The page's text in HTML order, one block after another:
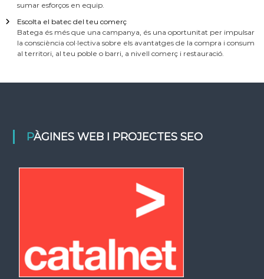
sumar esforços en equip.
Escolta el batec del teu comerç
Batega és més que una campanya, és una oportunitat per impulsar
la consciència col·lectiva sobre els avantatges de la compra i consum
al territori, al teu poble o barri, a nivell comerç i restauració.
PÀGINES WEB I PROJECTES SEO